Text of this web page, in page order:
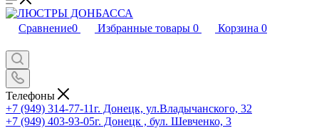
Сравнение0 Избранные товары 0 Корзина 0
Телефоны
+7 (949) 314-77-11г. Донецк, ул.Владычанского, 32
+7 (949) 403-93-05г. Донецк , бул. Шевченко, 3